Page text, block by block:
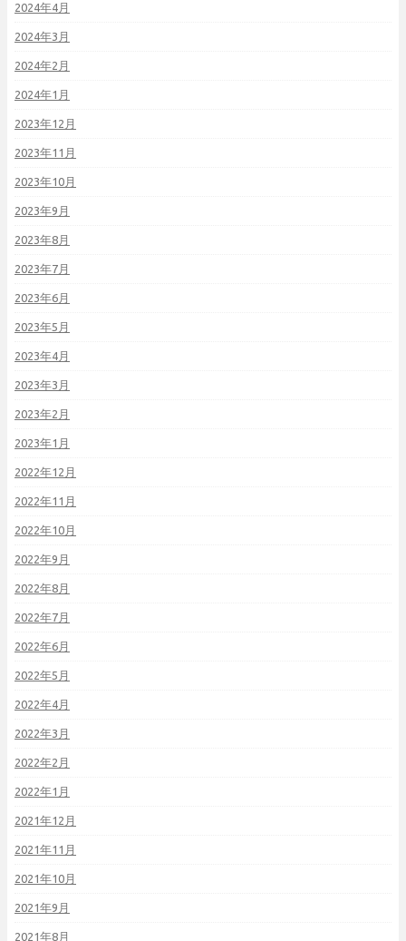
2024年4月
2024年3月
2024年2月
2024年1月
2023年12月
2023年11月
2023年10月
2023年9月
2023年8月
2023年7月
2023年6月
2023年5月
2023年4月
2023年3月
2023年2月
2023年1月
2022年12月
2022年11月
2022年10月
2022年9月
2022年8月
2022年7月
2022年6月
2022年5月
2022年4月
2022年3月
2022年2月
2022年1月
2021年12月
2021年11月
2021年10月
2021年9月
2021年8月